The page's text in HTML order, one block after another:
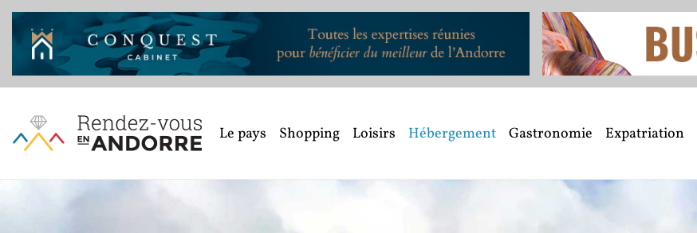
Le pays Shopping Loisirs Hébergement Gastronomie Expatriation